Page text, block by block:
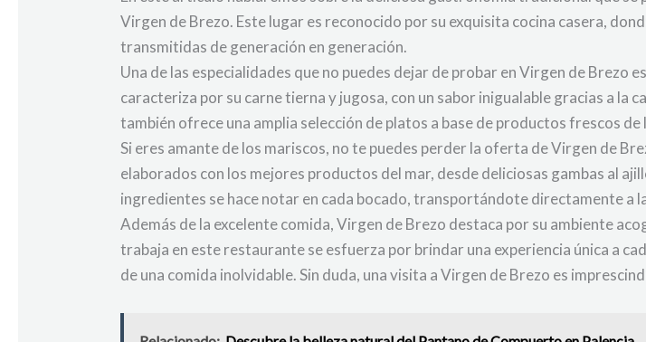
Virgen de Brezo. Este lugar es reconocido por su exquisita cocina casera,
transmitidas de generación en generación.
Una de las especialidades que no puedes dejar de probar en Virgen de Brezo
caracteriza por su carne tierna y jugosa, con un sabor inigualable gracias a
también ofrece una amplia selección de platos a base de productos frescos
Si eres amante de los mariscos, no te puedes perder la oferta de Virgen de
elaborados con los mejores productos del mar, desde deliciosas gambas al
ingredientes se hace notar en cada bocado, transportándote directamente a
Además de la excelente comida, Virgen de Brezo destaca por su ambiente
trabaja en este restaurante se esfuerza por brindar una experiencia única a
de una comida inolvidable. Sin duda, una visita a Virgen de Brezo es